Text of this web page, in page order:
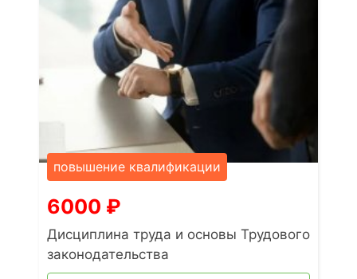
повышение квалификации
6000 ₽
Дисциплина труда и основы Трудового
законодательства